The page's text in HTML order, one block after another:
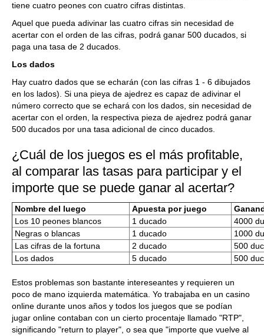
tiene cuatro peones con cuatro cifras distintas.
Aquel que pueda adivinar las cuatro cifras sin necesidad de
acertar con el orden de las cifras, podrá ganar 500 ducados, si
paga una tasa de 2 ducados.
Los dados
Hay cuatro dados que se echarán (con las cifras 1 - 6 dibujados
en los lados). Si una pieya de ajedrez es capaz de adivinar el
número correcto que se echará con los dados, sin necesidad de
acertar con el orden, la respectiva pieza de ajedrez podrá ganar
500 ducados por una tasa adicional de cinco ducados.
¿Cuál de los juegos es el más profitable,
al comparar las tasas para participar y el
importe que se puede ganar al acertar?
Nombre del luego Apuesta por juego
Los 10 peones blancos
1 ducado
4000
Negras o blancas
1 ducado
1000
Las cifras de la fortuna
2 ducado
500
Los dados
5 ducado 500
Estos problemas son bastante intereseantes y requieren un
poco de mano izquierda matemática. Yo trabajaba en un casino
online durante unos años y todos los juegos que se podían
jugar online contaban con un cierto procentaje llamado "RTP",
significando "return to player", o sea que "importe que vuelve al